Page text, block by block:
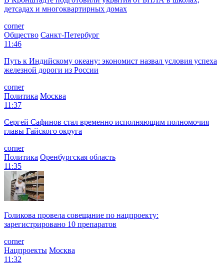
детсадах и многоквартирных домах
corner
Общество Санкт-Петербург
11:46
Путь к Индийскому океану: экономист назвал условия успеха
железной дороги из России
corner
Политика Москва
11:37
Сергей Сафинов стал временно исполняющим полномочия
главы Гайского округа
corner
Политика Оренбургская область
11:35
Голикова провела совещание по нацпроекту:
зарегистрировано 10 препаратов
corner
Нацпроекты Москва
11:32